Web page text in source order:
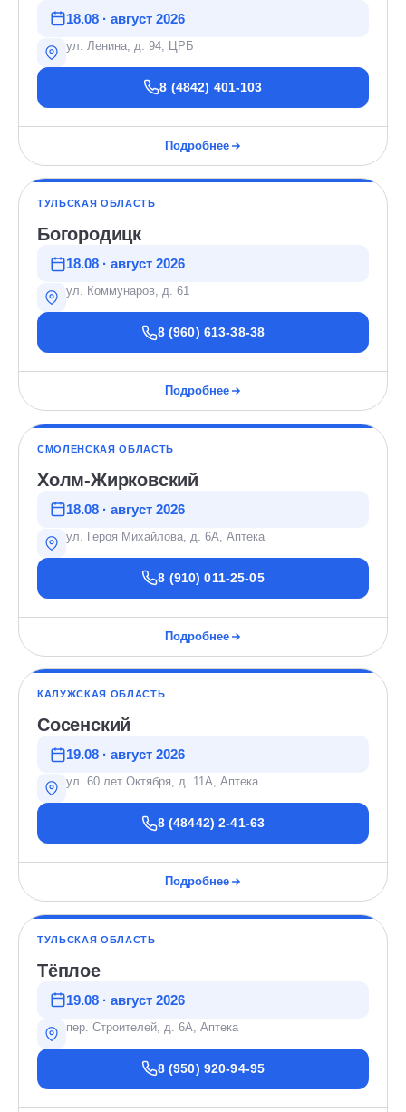
18.08 · август 2026
ул. Ленина, д. 94, ЦРБ
8 (4842) 401-103
Подробнее
ТУЛЬСКАЯ ОБЛАСТЬ
Богородицк
18.08 · август 2026
ул. Коммунаров, д. 61
8 (960) 613-38-38
Подробнее
СМОЛЕНСКАЯ ОБЛАСТЬ
Холм-Жирковский
18.08 · август 2026
ул. Героя Михайлова, д. 6А, Аптека
8 (910) 011-25-05
Подробнее
КАЛУЖСКАЯ ОБЛАСТЬ
Сосенский
19.08 · август 2026
ул. 60 лет Октября, д. 11А, Аптека
8 (48442) 2-41-63
Подробнее
ТУЛЬСКАЯ ОБЛАСТЬ
Тёплое
19.08 · август 2026
пер. Строителей, д. 6А, Аптека
8 (950) 920-94-95